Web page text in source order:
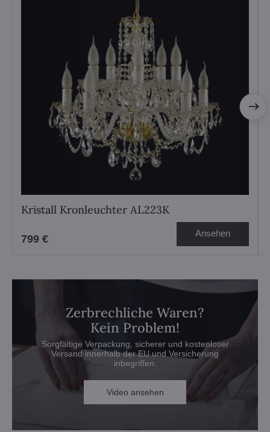
Kristall Kronleuchter AL223K
799 € Ansehen
Zerbrechliche Waren?
Kein Problem!
Sorgfältige Verpackung, sicherer und kostenloser
Versand innerhalb der EU und Versicherung
inbegriffen.
Video ansehen